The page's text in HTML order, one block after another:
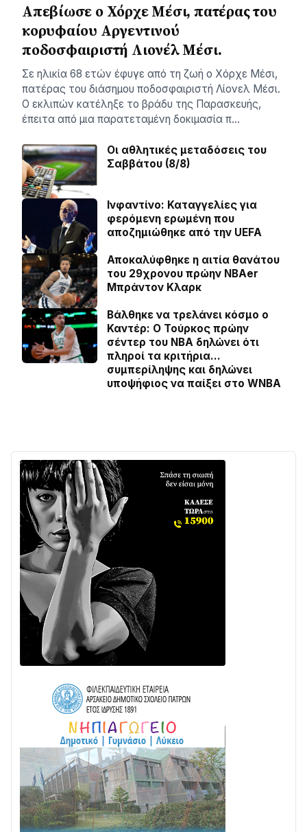
Απεβίωσε ο Χόρχε Μέσι, πατέρας του
κορυφαίου Αργεντινού
ποδοσφαιριστή Λιονέλ Μέσι.
Σε ηλικία 68 ετών έφυγε από τη ζωή ο Χόρχε Μέσι,
πατέρας του διάσημου ποδοσφαιριστή Λίονελ Μέσι.
Ο εκλιπών κατέληξε το βράδυ της Παρασκευής,
έπειτα από μια παρατεταμένη δοκιμασία π…
Οι αθλητικές μεταδόσεις του
Σαββάτου (8/8)
Ινφαντίνο: Καταγγελίες για
φερόμενη ερωμένη που
αποζημιώθηκε από την UEFA
Αποκαλύφθηκε η αιτία θανάτου
του 29χρονου πρώην NBAer
Μπράντον Κλαρκ
Βάλθηκε να τρελάνει κόσμο ο
Καντέρ: Ο Τούρκος πρώην
σέντερ του NBA δηλώνει ότι
πληροί τα κριτήρια…
συμπερίληψης και δηλώνει
υποψήφιος να παίξει στο WNBA